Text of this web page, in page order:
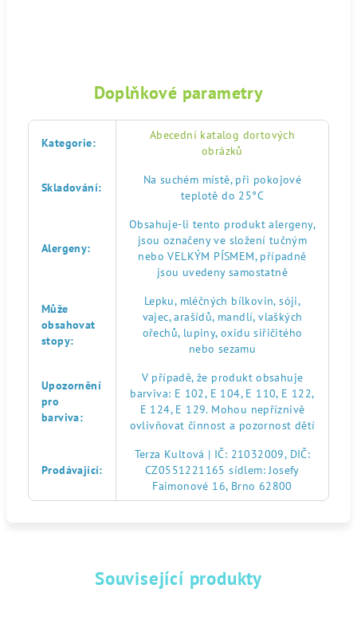
Doplňkové parametry
Kategorie:
Abecední katalog dortových
obrázků
Skladování:
Na suchém místě, při pokojové
teplotě do 25°C
Alergeny:
Obsahuje-li tento produkt alergeny,
jsou označeny ve složení tučným
nebo VELKÝM PÍSMEM, případně
jsou uvedeny samostatně
Může
obsahovat
stopy:
Lepku, mléčných bílkovin, sóji,
vajec, arašídů, mandlí, vlaškých
ořechů, lupiny, oxidu siřičitého
nebo sezamu
Upozornění
pro
barviva:
V případě, že produkt obsahuje
barviva: E 102, E 104, E 110, E 122,
E 124, E 129. Mohou nepříznivě
ovlivňovat činnost a pozornost dětí
Prodávající:
Terza Kultová | IČ: 21032009, DIČ:
CZ0551221165 sídlem: Josefy
Faimonové 16, Brno 62800
Související produkty